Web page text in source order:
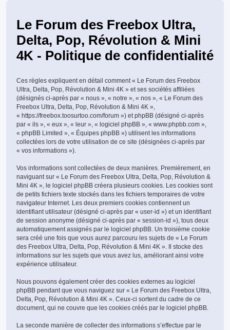
Le Forum des Freebox Ultra,
Delta, Pop, Révolution & Mini
4K - Politique de confidentialité
Ces règles expliquent en détail comment « Le Forum des Freebox
Ultra, Delta, Pop, Révolution & Mini 4K » et ses sociétés affiliées
(désignés ci-après par « nous », « notre », « nos », « Le Forum des
Freebox Ultra, Delta, Pop, Révolution & Mini 4K »,
« https://freebox.toosurtoo.com/forum ») et phpBB (désigné ci-après
par « ils », « eux », « leur », « logiciel phpBB », « www.phpbb.com »,
« phpBB Limited », « Équipes phpBB ») utilisent les informations
collectées lors de votre utilisation de ce site (désignées ci-après par
« vos informations »).
Vos informations sont collectées de deux manières. Premièrement, en
naviguant sur « Le Forum des Freebox Ultra, Delta, Pop, Révolution &
Mini 4K », le logiciel phpBB créera plusieurs cookies. Les cookies sont
de petits fichiers texte stockés dans les fichiers temporaires de votre
navigateur Internet. Les deux premiers cookies contiennent un
identifiant utilisateur (désigné ci-après par « user-id ») et un identifiant
de session anonyme (désigné ci-après par « session-id »), tous deux
automatiquement assignés par le logiciel phpBB. Un troisième cookie
sera créé une fois que vous aurez parcouru les sujets de « Le Forum
des Freebox Ultra, Delta, Pop, Révolution & Mini 4K ». Il stocke des
informations sur les sujets que vous avez lus, améliorant ainsi votre
expérience utilisateur.
Nous pouvons également créer des cookies externes au logiciel
phpBB pendant que vous naviguez sur « Le Forum des Freebox Ultra,
Delta, Pop, Révolution & Mini 4K ». Ceux-ci sortent du cadre de ce
document, qui ne couvre que les cookies créés par le logiciel phpBB.
La seconde manière de collecter des informations s’effectue par le